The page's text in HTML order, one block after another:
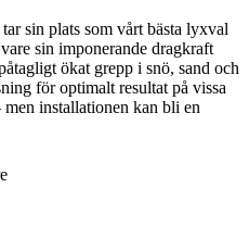
sin plats som vårt bästa lyxval
sin imponerande dragkraft
ökat grepp i snö, sand och
för optimalt resultat på vissa
installationen kan bli en